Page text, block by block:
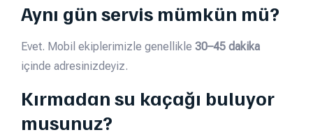
Aynı gün servis mümkün mü?
Evet. Mobil ekiplerimizle genellikle 30–45 dakika
içinde adresinizdeyiz.
Kırmadan su kaçağı buluyor
musunuz?